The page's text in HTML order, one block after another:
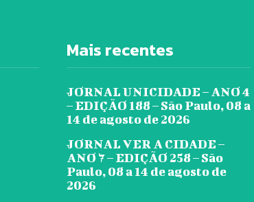
Mais recentes
JORNAL UNICIDADE – ANO 4
– EDIÇÃO 188 – São Paulo, 08 a
14 de agosto de 2026
JORNAL VER A CIDADE –
ANO 7 – EDIÇÃO 258 – São
Paulo, 08 a 14 de agosto de
2026